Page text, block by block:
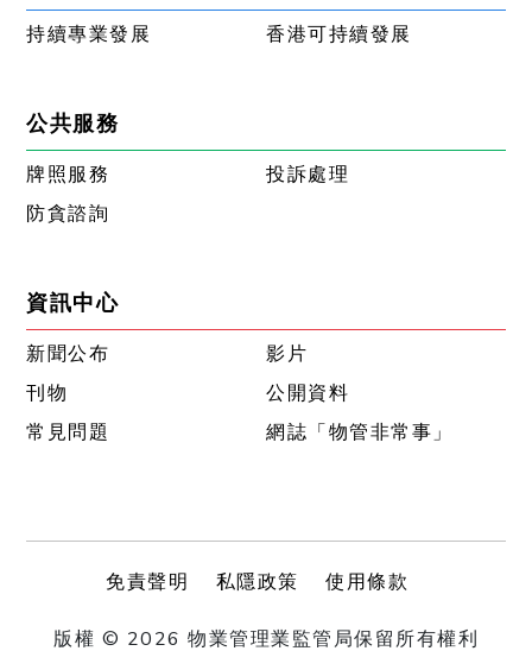
持續專業發展 香港可持續發展
公共服務
牌照服務
投訴處理
防貪諮詢
資訊中心
新聞公布
影片
刊物
公開資料
常見問題
網誌「物管非常事」
免責聲明 私隱政策 使用條款
版權 © 2026 物業管理業監管局保留所有權利